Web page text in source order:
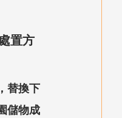
置方
替換下
儲物成